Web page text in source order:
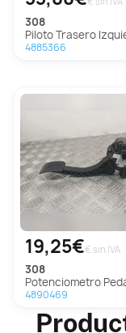
308
Piloto Trasero Izquierdo para
4885366
19,25€€ sin IVA
308
Potenciometro Pedal para
4890469